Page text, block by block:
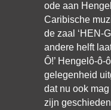
ode aan
Caribische
de zaal ‘HEN-
andere helft
Ô!’ Hengelô-ô-
gelegenheid
dat nu ook
zijn